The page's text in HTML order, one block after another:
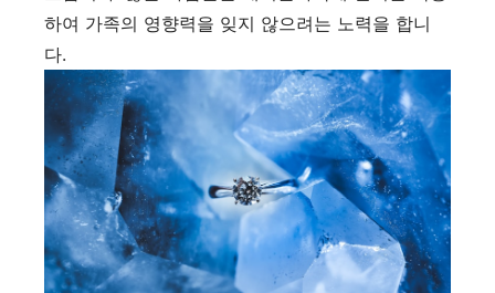
하여 가족의 영향력을 잊지 않으려는 노력을 합니
다.